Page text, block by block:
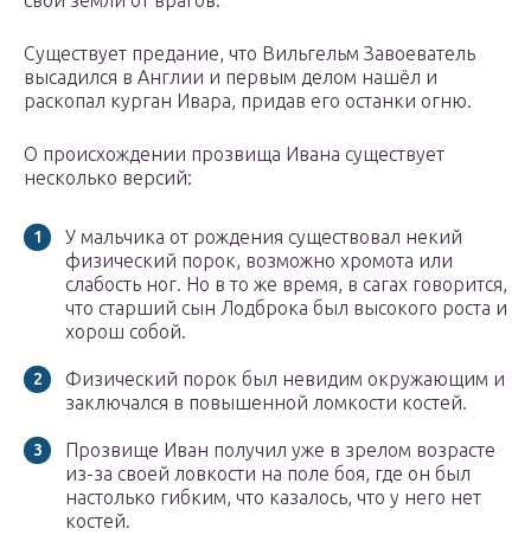
Существует предание, что Вильгельм Завоеватель
высадился в Англии и первым делом нашёл и
раскопал курган Ивара, придав его останки огню.
О происхождении прозвища Ивана существует
несколько версий:
У мальчика от рождения существовал некий
физический порок, возможно хромота или
слабость ног. Но в то же время, в сагах говорится,
что старший сын Лодброка был высокого роста и
хорош собой.
Физический порок был невидим окружающим и
заключался в повышенной ломкости костей.
Прозвище Иван получил уже в зрелом возрасте
из-за своей ловкости на поле боя, где он был
настолько гибким, что казалось, что у него нет
костей.